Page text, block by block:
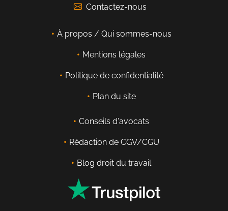
Contactez-nous
À propos / Qui sommes-nous
Mentions légales
Politique de confidentialité
Plan du site
Conseils d'avocats
Rédaction de CGV/CGU
Blog droit du travail